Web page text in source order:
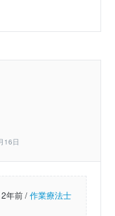
16日
2年前 / 作業療法士